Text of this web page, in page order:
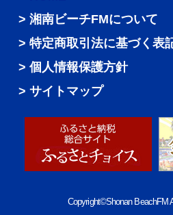
湘南ビーチFMについて
特定商取引法に基づく表
個人情報保護方針
サイトマップ
Copyright©Shonan BeachFM